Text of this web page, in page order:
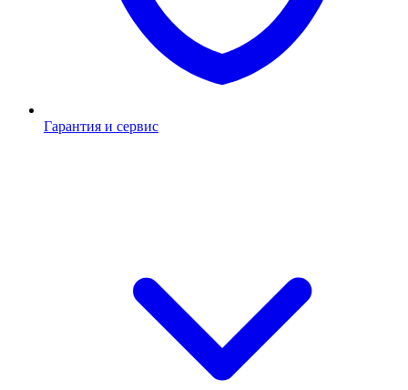
Гарантия и сервис